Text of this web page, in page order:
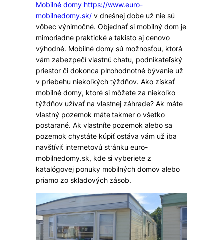
Mobilné domy https://www.euro-
mobilnedomy.sk/ v dnešnej dobe už nie sú
vôbec výnimočné. Objednať si mobilný dom je
mimoriadne praktické a takisto aj cenovo
výhodné. Mobilné domy sú možnosťou, ktorá
vám zabezpečí vlastnú chatu, podnikateľský
priestor či dokonca plnohodnotné bývanie už
v priebehu niekoľkých týždňov. Ako získať
mobilné domy, ktoré si môžete za niekoľko
týždňov užívať na vlastnej záhrade? Ak máte
vlastný pozemok máte takmer o všetko
postarané. Ak vlastníte pozemok alebo sa
pozemok chystáte kúpiť ostáva vám už iba
navštíviť internetovú stránku euro-
mobilnedomy.sk, kde si vyberiete z
katalógovej ponuky mobilných domov alebo
priamo zo skladových zásob.